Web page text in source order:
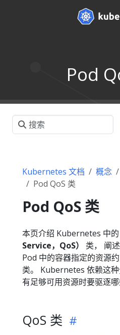
Pod
Kubernetes 文档 概念
Pod QoS 类
Pod QoS 类
本页介绍 Kubernetes 中的
Service，QoS）
类， 阐
Pod 中的容器指定的资源
类。 Kubernetes 依赖这
有足够可用资源时要驱逐哪
QoS 类